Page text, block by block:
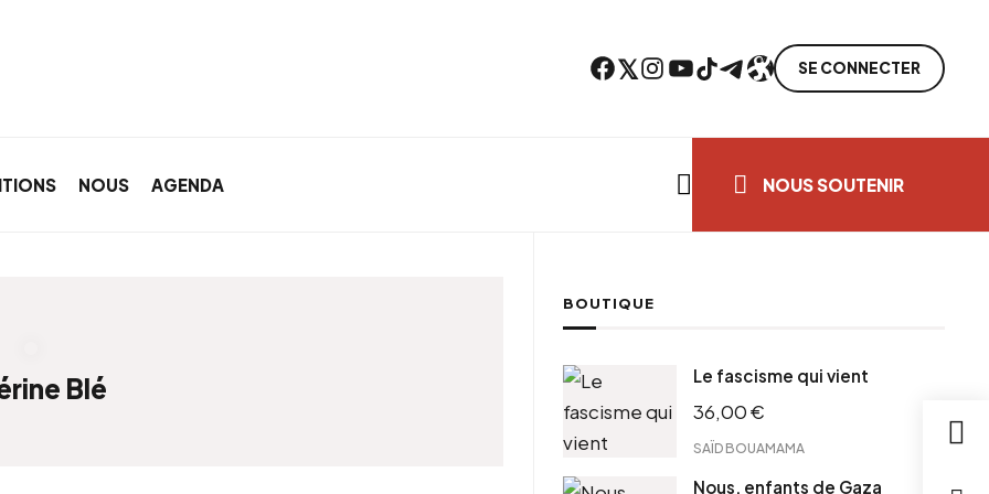
Facebook Twitter Instagram YouTube TikTok TelegramLien SE CONNECTER
NOUS AGENDA NOUS SOUTENIR
Blé
BOUTIQUE
Le fascisme qui vient
36,00€
SAÏD BOUAMAMA
Nous, enfants de Gaza